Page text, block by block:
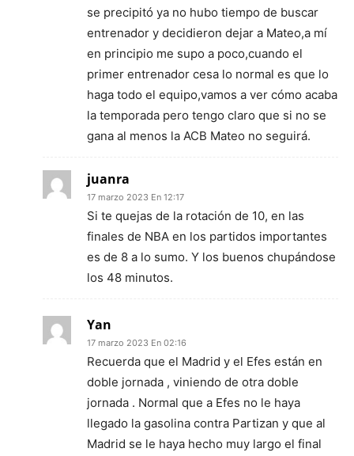
se precipitó ya no hubo tiempo de buscar
entrenador y decidieron dejar a Mateo,a mí
en principio me supo a poco,cuando el
primer entrenador cesa lo normal es que lo
haga todo el equipo,vamos a ver cómo acaba
la temporada pero tengo claro que si no se
gana al menos la ACB Mateo no seguirá.
juanra
17 marzo 2023 En 12:17
Si te quejas de la rotación de 10, en las
finales de NBA en los partidos importantes
es de 8 a lo sumo. Y los buenos chupándose
los 48 minutos.
Yan
17 marzo 2023 En 02:16
Recuerda que el Madrid y el Efes están en
doble jornada , viniendo de otra doble
jornada . Normal que a Efes no le haya
llegado la gasolina contra Partizan y que al
Madrid se le haya hecho muy largo el final